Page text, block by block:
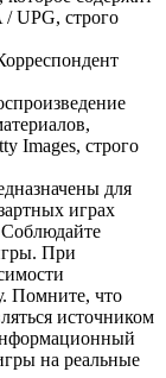
UPG, строго
Images, строго
для
играх
При
Помните, что
источником
на реальные